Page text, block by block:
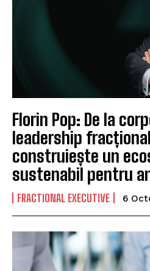
Florin Pop: De la
leadership
construiește un
sustenabil pentru
FRACTIONAL EXECUTIVE 6